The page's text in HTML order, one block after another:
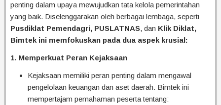
penting dalam upaya mewujudkan tata kelola pemerintahan
yang baik. Diselenggarakan oleh berbagai lembaga, seperti
Pusdiklat Pemendagri, PUSLATNAS, dan Klik Diklat,
Bimtek ini memfokuskan pada dua aspek krusial:
1. Memperkuat Peran Kejaksaan
Kejaksaan memiliki peran penting dalam mengawal
pengelolaan keuangan dan aset daerah. Bimtek ini
mempertajam pemahaman peserta tentang: